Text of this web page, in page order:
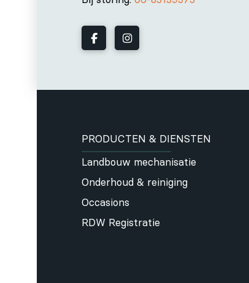
PRODUCTEN & DIENSTEN
Landbouw mechanisatie
Onderhoud & reiniging
Occasions
RDW Registratie